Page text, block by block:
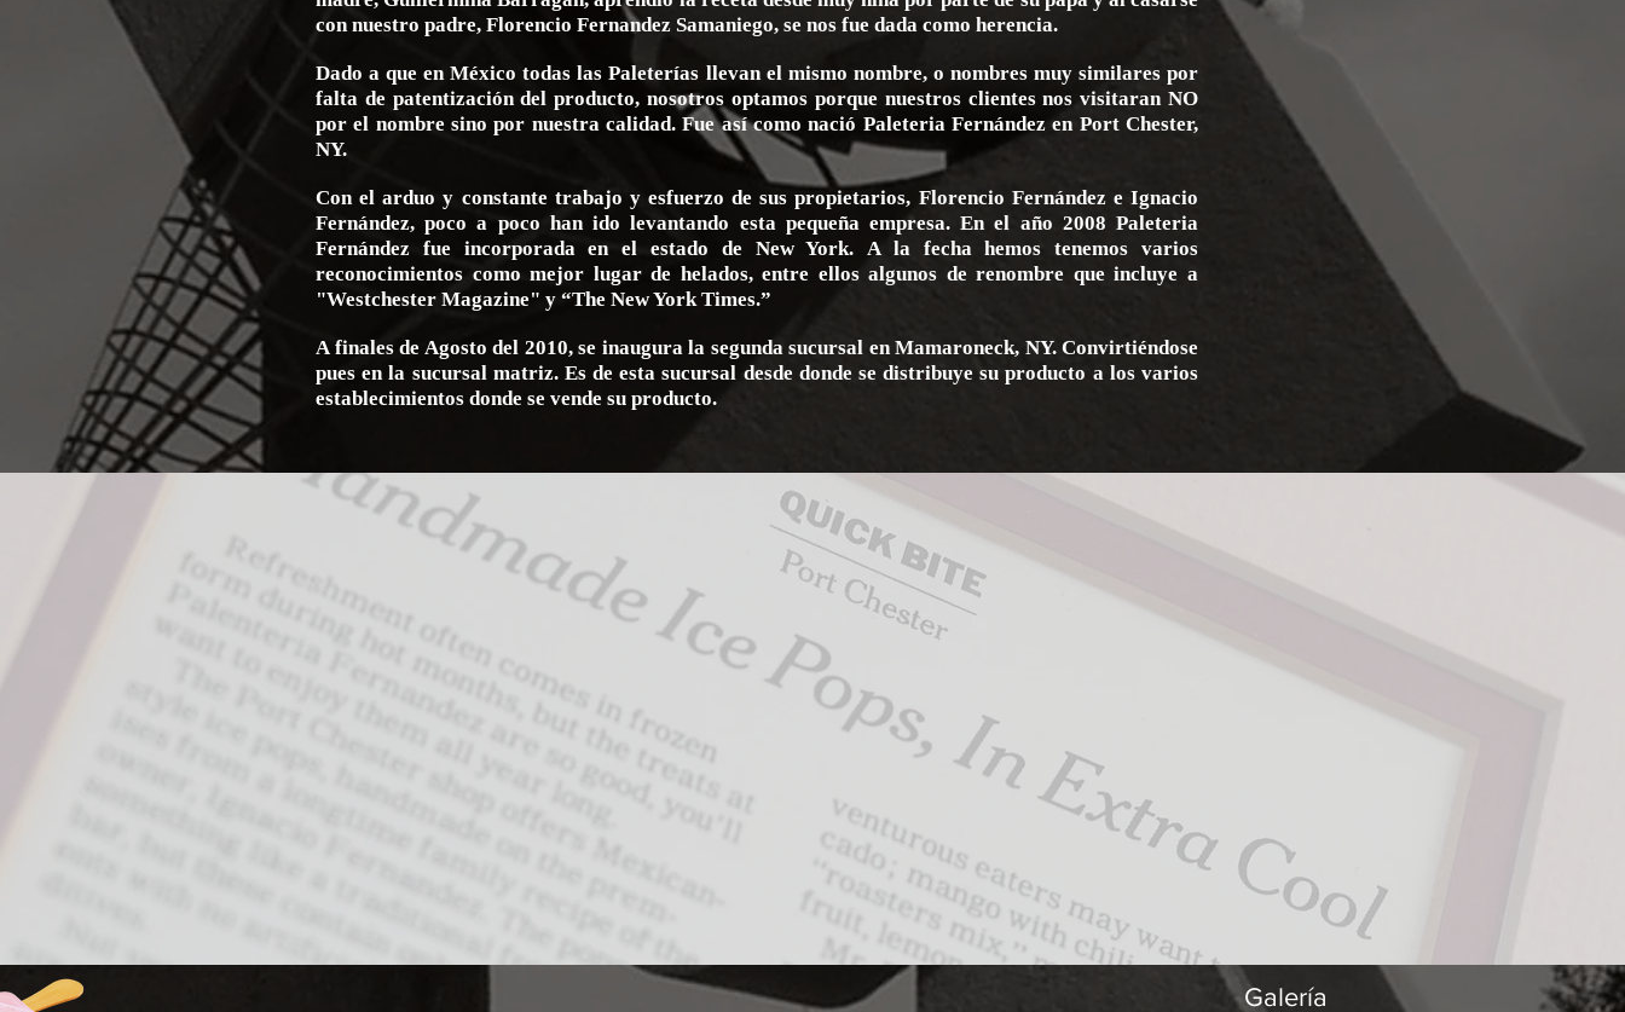
con nuestro padre, Florencio Fernandez Samaniego, se nos fue dada como herencia.
Dado a que en México todas las Paleterías llevan el mismo nombre, o nombres muy similares por
falta de patentización del producto, nosotros optamos porque nuestros clientes nos visitaran NO
por el nombre sino por nuestra calidad. Fue así como nació Paleteria Fernández en Port Chester,
NY.
Con el arduo y constante trabajo y esfuerzo de sus propietarios, Florencio Fernández e Ignacio
Fernández, poco a poco han ido levantando esta pequeña empresa. En el año 2008 Paleteria
Fernández fue incorporada en el estado de New York. A la fecha hemos tenemos varios
reconocimientos como mejor lugar de helados, entre ellos algunos de renombre que incluye a
"Westchester Magazine" y “The New York Times.”
A finales de Agosto del 2010, se inaugura la segunda sucursal en Mamaroneck, NY. Convirtiéndose
pues en la sucursal matriz. Es de esta sucursal desde donde se distribuye su producto a los varios
establecimientos donde se vende su producto.
Hasta la fecha, hemos ganado
varios premios, como el mejor
lugar de helados, algunos de
los cuales incluyen la revista
Westchester.
Galería